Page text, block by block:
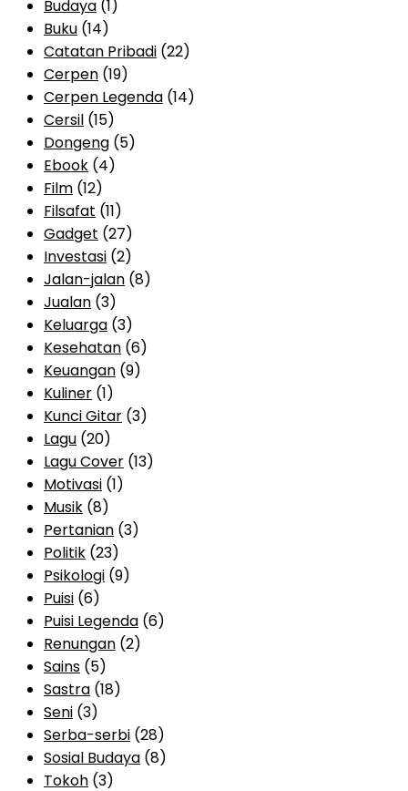
Budaya (1)
Buku (14)
Catatan Pribadi (22)
Cerpen (19)
Cerpen Legenda (14)
Cersil (15)
Dongeng (5)
Ebook (4)
Film (12)
Filsafat (11)
Gadget (27)
Investasi (2)
Jalan-jalan (8)
Jualan (3)
Keluarga (3)
Kesehatan (6)
Keuangan (9)
Kuliner (1)
Kunci Gitar (3)
Lagu (20)
Lagu Cover (13)
Motivasi (1)
Musik (8)
Pertanian (3)
Politik (23)
Psikologi (9)
Puisi (6)
Puisi Legenda (6)
Renungan (2)
Sains (5)
Sastra (18)
Seni (3)
Serba-serbi (28)
Sosial Budaya (8)
Tokoh (3)